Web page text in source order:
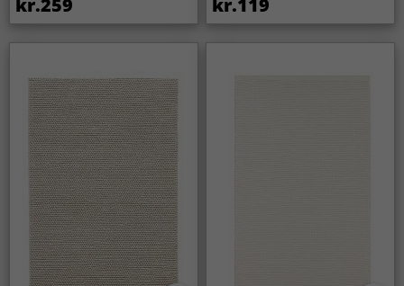
kr.259 kr.119